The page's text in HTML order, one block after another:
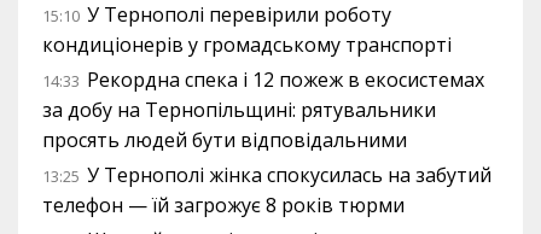
15:10 У Тернополі перевірили роботу
кондиціонерів у громадському транспорті
14:33 Рекордна спека і 12 пожеж в екосистемах
за добу на Тернопільщині: рятувальники
просять людей бути відповідальними
13:25 У Тернополі жінка спокусилась на забутий
телефон — їй загрожує 8 років тюрми